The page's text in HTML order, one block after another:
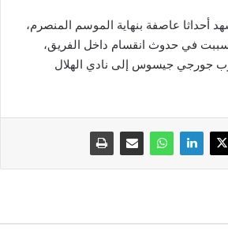
أحداثا عاصفة بنهاية الموسم المنصرم،
في حدوث انقسام داخل الفريق،
جورجي جيسوس إلى نادي الهلال